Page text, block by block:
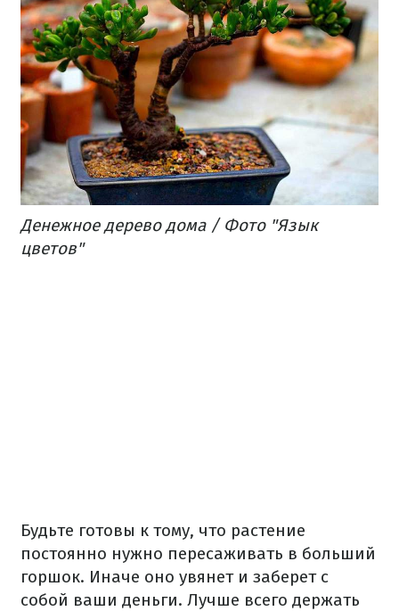
Денежное дерево дома / Фото "Язык
цветов"
Будьте готовы к тому, что растение
постоянно нужно пересаживать в больший
горшок. Иначе оно увянет и заберет с
собой ваши деньги. Лучше всего держать